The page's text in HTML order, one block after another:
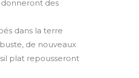
donneront des
dans la terre
de nouveaux
plat repousseront